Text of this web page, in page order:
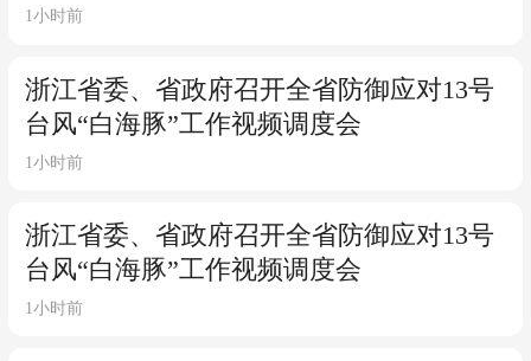
1小时前
浙江省委、省政府召开全省防御应对13号
台风“白海豚”工作视频调度会
1小时前
浙江省委、省政府召开全省防御应对13号
台风“白海豚”工作视频调度会
1小时前